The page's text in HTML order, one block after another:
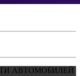
АВТОМОБИЛЕЙ